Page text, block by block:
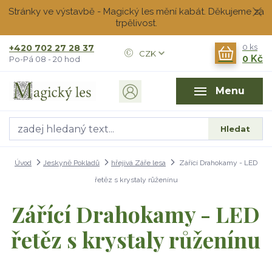
Stránky ve výstavbě - Magický les mění kabát. Děkujeme za
trpělivost.
Menu
CZK
Hledat
+420 702 27 28 37
Po-Pá 08 - 20 hod
0 ks
0 Kč
Úvod Jeskyně Pokladů hřejivá Záře lesa
Zářící Drahokamy - LED
řetěz s krystaly růženínu
Zářící Drahokamy - LED
řetěz s krystaly růženínu